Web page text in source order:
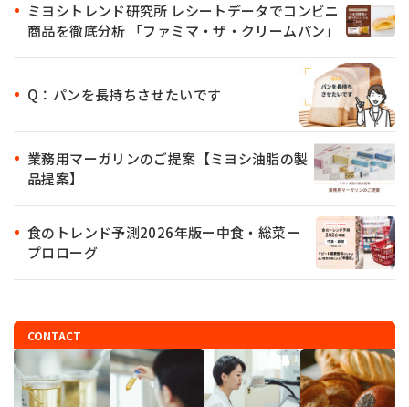
ミヨシトレンド研究所 レシートデータでコンビニ
商品を徹底分析 「ファミマ・ザ・クリームパン」
Q：パンを長持ちさせたいです
業務用マーガリンのご提案【ミヨシ油脂の製
品提案】
食のトレンド予測2026年版ー中食・総菜ー
プロローグ
CONTACT